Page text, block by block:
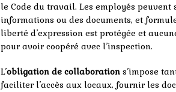
le Code du travail. Les employés
informations ou des documents, et
liberté d’expression est protégée et
pour avoir coopéré avec l’inspection.
L’obligation de collaboration s’impose
faciliter l’accès aux locaux, fournir les